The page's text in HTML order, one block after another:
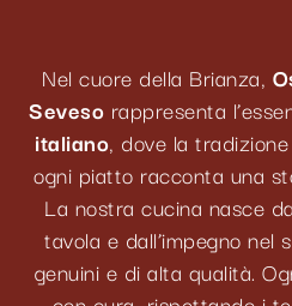
Nel cuore della Brianza,
Seveso rappresenta
italiano, dove la
ogni piatto racconta una
La nostra cucina nasce
tavola e dall’impegno nel
genuini e di alta qualità.